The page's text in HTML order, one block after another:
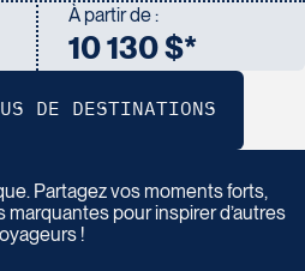
À partir de :
10 130 $*
otre récit de voya ge
Partagez vos moments forts,
pour inspirer d’autres
!